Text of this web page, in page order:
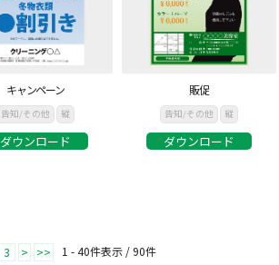
キャンペーン
告知/その他 縦
ダウンロード
販促
告知/その他 縦
ダウンロード
3 > >> 1 - 40件表示 /90件